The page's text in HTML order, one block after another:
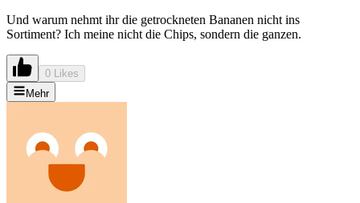
Und warum nehmt ihr die getrockneten Bananen nicht ins
Sortiment? Ich meine nicht die Chips, sondern die ganzen.
0 Likes
Mehr